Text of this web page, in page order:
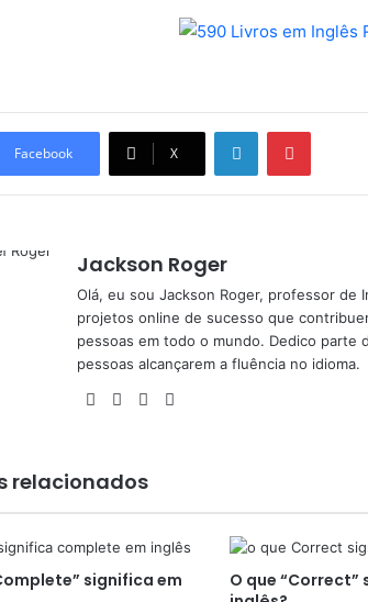
Facebook X
LinkedinPinterest
Jackson Roger
Olá, eu sou Jackson Roger, professor de
projetos online de sucesso que
pessoas em todo o mundo. Dedico parte
pessoas alcançarem a fluência no idioma.
Facebook
X YouTube
relacionados
significa em
O que “Correct”